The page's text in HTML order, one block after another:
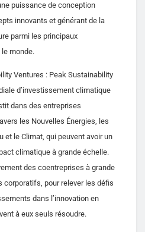
puissance de conception
innovants et générant de la
parmi les principaux
monde.
Ventures : Peak Sustainability
d’investissement climatique
dans des entreprises
les Nouvelles Énergies, les
et le Climat, qui peuvent avoir un
climatique à grande échelle.
des coentreprises à grande
corporatifs, pour relever les défis
dans l’innovation en
à eux seuls résoudre.